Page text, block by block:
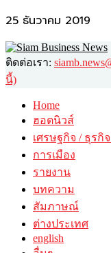
25 ธันวาคม 2019
ติดต่อเรา:
นี้)
Home
ฮอตนิวส์
เศรษฐกิจ / ธุรกิ
การเมือง
รายงาน
บทความ
สัมภาษณ์
ต่างประเทศ
english